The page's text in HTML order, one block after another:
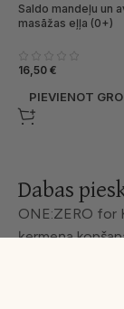
Saldo mandeļu un
masāžas eļļa (0+)
16,50 €
PIEVIENOT
Dabas
ONE:ZERO for
ķermeņa